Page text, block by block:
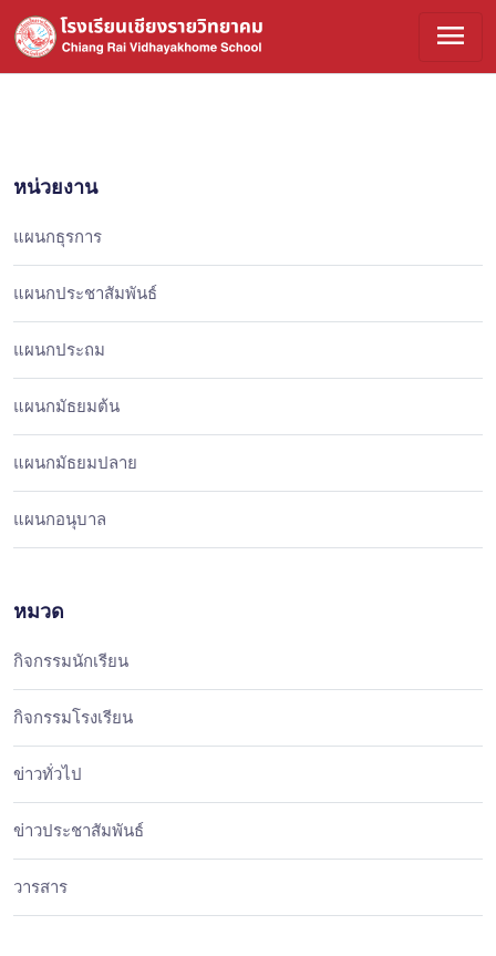
menu
หน่วยงาน
แผนกธุรการ
แผนกประชาสัมพันธ์
แผนกประถม
แผนกมัธยมต้น
แผนกมัธยมปลาย
แผนกอนุบาล
หมวด
กิจกรรมนักเรียน
กิจกรรมโรงเรียน
ข่าวทั่วไป
ข่าวประชาสัมพันธ์
วารสาร